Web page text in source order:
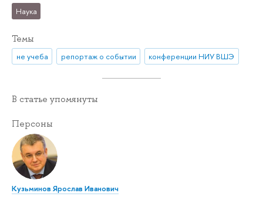
Наука
Темы
не учеба репортаж о событии конференции НИУ ВШЭ
В статье упомянуты
Персоны
Кузьминов Ярослав Иванович